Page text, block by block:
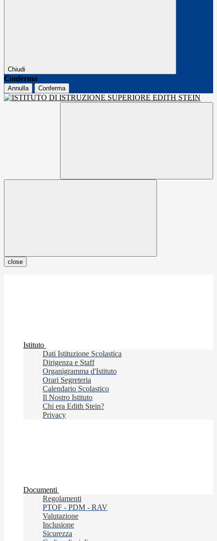
Chiudi
Conferma
Annulla Conferma
close
Istituto
Dati Istituzione Scolastica
Dirigenza e Staff
Organigramma d'Istituto
Orari Segreteria
Calendario Scolastico
Il Nostro Istituto
Chi era Edith Stein?
Privacy
Documenti
Regolamenti
PTOF - PDM - RAV
Valutazione
Inclusione
Sicurezza